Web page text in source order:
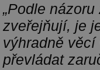
„Podle
zveřejňují, je
výhradně
převládat